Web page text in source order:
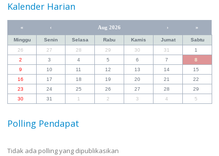
Kalender Harian
« ‹ Aug 2026 › »
Minggu Senin Selasa Rabu Kamis Jumat
Sabtu
26
27 28 29 30 31
1
2
3 4 5 6 7
8
9
10 11 12 13 14
15
16
17 18 19 20 21
22
23
24 25 26 27 28
29
30
31 1 2 3 4 5
Polling Pendapat
Tidak ada polling yang dipublikasikan